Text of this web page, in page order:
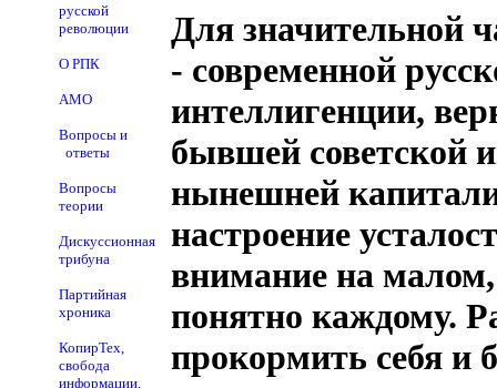
русской
революции
О РПК
АМО
Вопросы и
ответы
Вопросы
теории
Дискуссионная
трибуна
Партийная
хроника
КопирТех,
свобода
информации,
Для значительной
- современной
интеллигенции,
бывшей советской
нынешней
настроение
внимание на малом,
понятно каждому.
прокормить себя и